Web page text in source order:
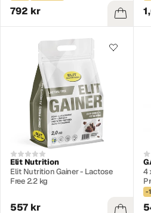
792 kr
Elit Nutrition
Elit Nutrition Gainer - Lactose
Free 2.2 kg
557 kr
4
-